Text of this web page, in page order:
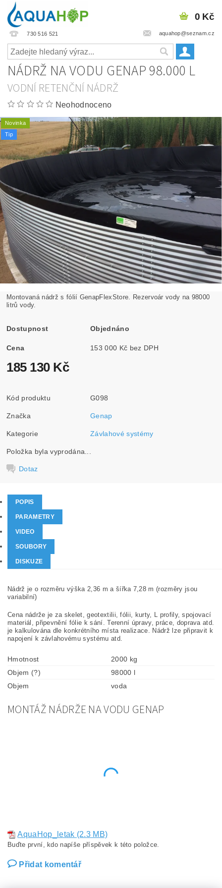
730 516 521 aquahop@seznam.cz
0 Kč
NÁDRŽ NA VODU GENAP 98.000 L
VODNÍ RETENČNÍ NÁDRŽ
Neohodnoceno
Novinka
Tip
Montovaná nádrž s fólií GenapFlexStore. Rezervoár vody na 98000
litrů vody.
Dostupnost Objednáno
Cena 153 000 Kč bez DPH
185 130 Kč
Kód produktu G098
Značka Genap
Kategorie Závlahové systémy
Položka byla vyprodána...
Dotaz
POPIS
PARAMETRY
VIDEO
SOUBORY
DISKUZE
Nádrž je o rozměru výška 2,36 m a šířka 7,28 m (rozměry jsou
variabilní)
Cena nádrže je za skelet, geotextilii, fólii, kurty, L profily, spojovací
materiál, připevnění fólie k sání. Terenní úpravy, práce, doprava atd.
je kalkulována dle konkrétního místa realizace. Nádrž lze připravit k
napojení k závlahovému systému atd.
Hmotnost
2000 kg
Objem (?)
98000 l
Objem
voda
MONTÁŽ NÁDRŽE NA VODU GENAP
AquaHop_letak (2.3 MB)
Buďte první, kdo napíše příspěvek k této položce.
Přidat komentář